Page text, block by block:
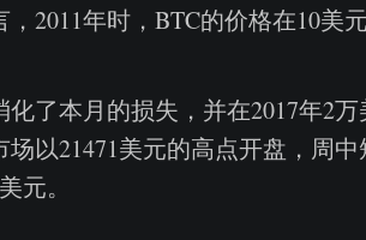
2011年时，BTC的价格在10美元
了本月的损失，并在2017年2
以21471美元的高点开盘，周中
元。